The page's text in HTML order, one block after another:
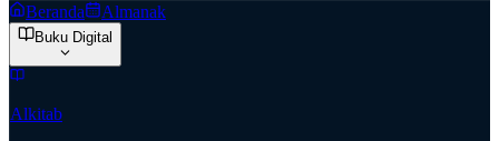
Beranda Almanak
Buku Digital
Alkitab